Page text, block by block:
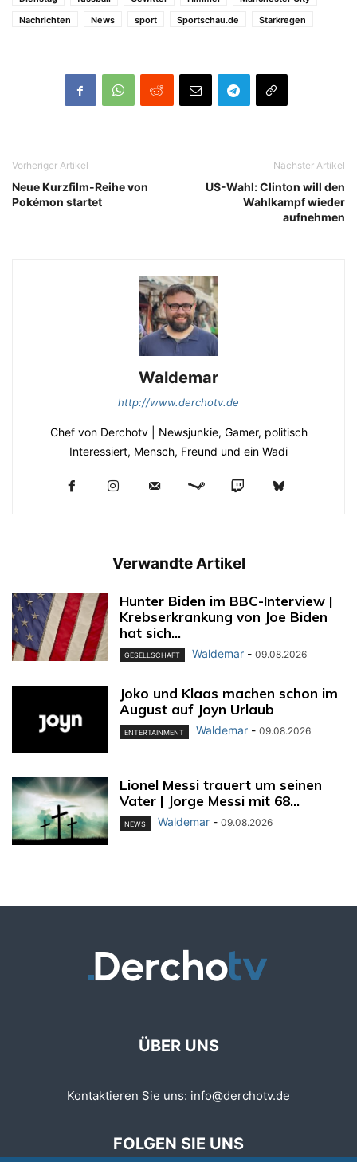
Nachrichten
News sport Sportschau.de Starkregen
Vorheriger Artikel
Neue Kurzfilm-Reihe von
Pokémon startet
Nächster Artikel
US-Wahl: Clinton will den
Wahlkampf wieder
aufnehmen
Waldemar
http://www.derchotv.de
Chef von Derchotv | Newsjunkie, Gamer, politisch
Interessiert, Mensch, Freund und ein Wadi
Verwandte Artikel
Hunter Biden im BBC-Interview |
Krebserkrankung von Joe Biden
hat sich...
GESELLSCHAFT Waldemar - 09.08.2026
Joko und Klaas machen schon im
August auf Joyn Urlaub
ENTERTAINMENT Waldemar - 09.08.2026
Lionel Messi trauert um seinen
Vater | Jorge Messi mit 68...
NEWS Waldemar - 09.08.2026
ÜBER UNS
Kontaktieren Sie uns: info@derchotv.de
FOLGEN SIE UNS